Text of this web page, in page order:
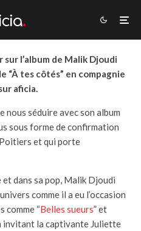
l’album de Malik Djoudi
“À tes côtés” en compagnie
aficia.
nous séduire avec son album
sous forme de confirmation
et qui porte
dans sa pop, Malik Djoudi
comme il a eu l’occasion
comme “Belles sueurs” et
invitant la captivante Juliette